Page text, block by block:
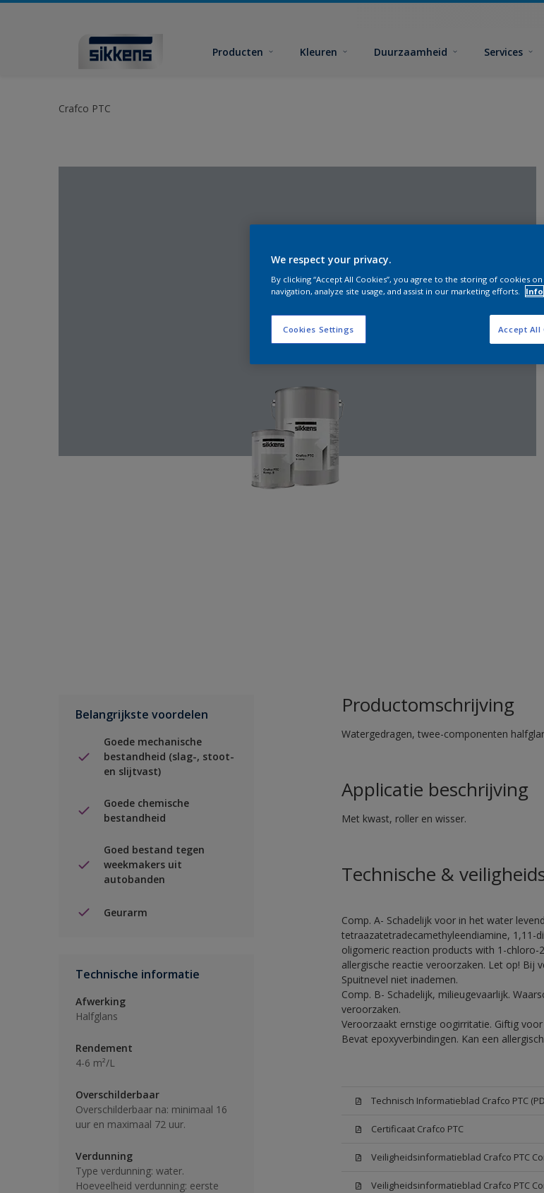
Producten Kleuren Duurzaamheid Services
Crafco PTC
Belangrijkste voordelen
Goede mechanische
bestandheid (slag-, stoot-
en slijtvast)
Goede chemische
bestandheid
Goed bestand tegen
weekmakers uit
autobanden
Geurarm
Technische informatie
Afwerking
Halfglans
Rendement
4-6 m²/L
Overschilderbaar
Overschilderbaar na: minimaal 16
uur en maximaal 72 uur.
Verdunning
Type verdunning: water.
Hoeveelheid verdunning: eerste
Productomschrijving
Watergedragen, twee-componenten
Applicatie beschrijving
Met kwast, roller en wisser.
Technische &
Comp. A- Schadelijk voor in het water
tetraazatetradecamethyleendiamine, 1,11-
oligomeric reaction products with 1-chloro-
allergische reactie veroorzaken. Let op! Bij
Spuitnevel niet inademen.
Comp. B- Schadelijk, milieugevaarlijk.
veroorzaken.
Veroorzaakt ernstige oogirritatie. Giftig
Bevat epoxyverbindingen. Kan een
Technisch Informatieblad Crafco PTC
Certificaat Crafco PTC
Veiligheidsinformatieblad Crafco PTC
Veiligheidsinformatieblad Crafco PTC
We respect your privacy.
By clicking “Accept All Cookies”, you agree to the storing of cookies
navigation, analyze site usage, and assist in our marketing efforts.
Info
Cookies Settings Accept All